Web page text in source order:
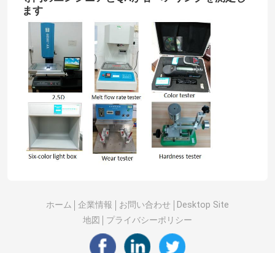
ます
ホーム 企業情報 お問い合わせ
Desktop Site
地図
プライバシーポリシー